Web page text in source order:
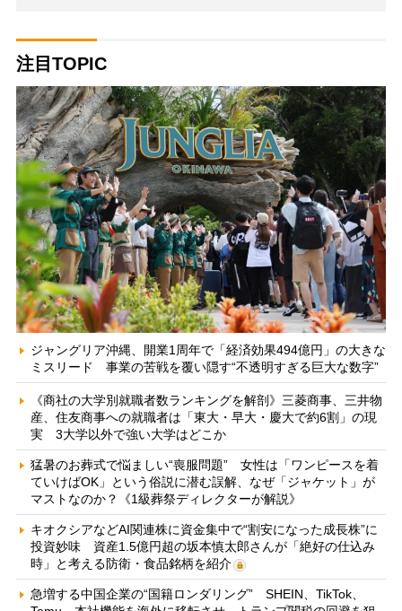
注目TOPIC
ジャングリア沖縄、開業1周年で「経済効果494億円」の大きな
ミスリード 事業の苦戦を覆い隠す“不透明すぎる巨大な数字”
《商社の大学別就職者数ランキングを解剖》三菱商事、三井物
産、住友商事への就職者は「東大・早大・慶大で約6割」の現
実 3大学以外で強い大学はどこか
猛暑のお葬式で悩ましい“喪服問題” 女性は「ワンピースを着
ていけばOK」という俗説に潜む誤解、なぜ「ジャケット」が
マストなのか？《1級葬祭ディレクターが解説》
キオクシアなどAI関連株に資金集中で“割安になった成長株”に
投資妙味 資産1.5億円超の坂本慎太郎さんが「絶好の仕込み
時」と考える防衛・食品銘柄を紹介
急増する中国企業の“国籍ロンダリング” SHEIN、TikTok、